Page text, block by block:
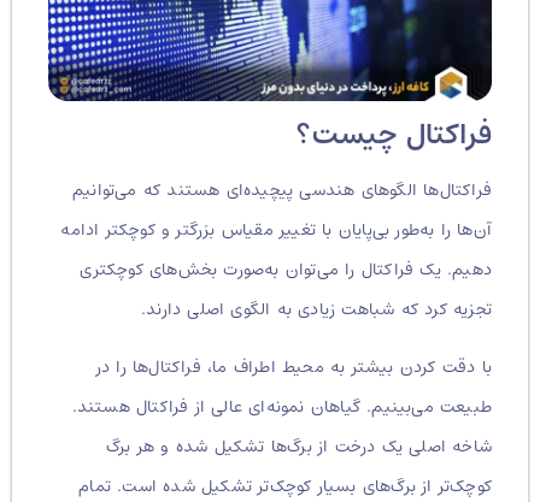
فراکتال چیست؟
فراکتال‌ها الگوهای هندسی پیچیده‌ای هستند که می‌توانیم
آن‌ها را به‌طور بی‌پایان با تغییر مقیاس بزرگتر و کوچکتر ادامه
دهیم. یک فراکتال را می‌توان به‌صورت بخش‌های کوچکتری
تجزیه کرد که شباهت زیادی به الگوی اصلی دارند.
با دقت کردن بیشتر به محیط اطراف ما، فراکتال‌ها را در
طبیعت می‌بینیم. گیاهان نمونه‌ای عالی از فراکتال هستند.
شاخه اصلی یک درخت از برگ‌ها تشکیل شده و هر برگ
کوچک‌تر از برگ‌های بسیار کوچک‌تر تشکیل شده است. تمام